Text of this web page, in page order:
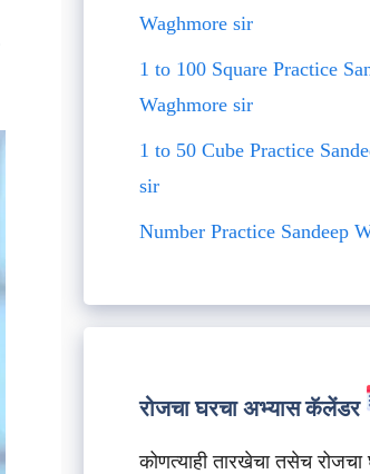
Waghmore sir
1 to 100 Square Practice
Waghmore sir
1 to 50 Cube Practice
sir
Number Practice Sandeep
रोजचा घरचा अभ्यास कॅलेंडर
कोणत्याही तारखेचा तसेच